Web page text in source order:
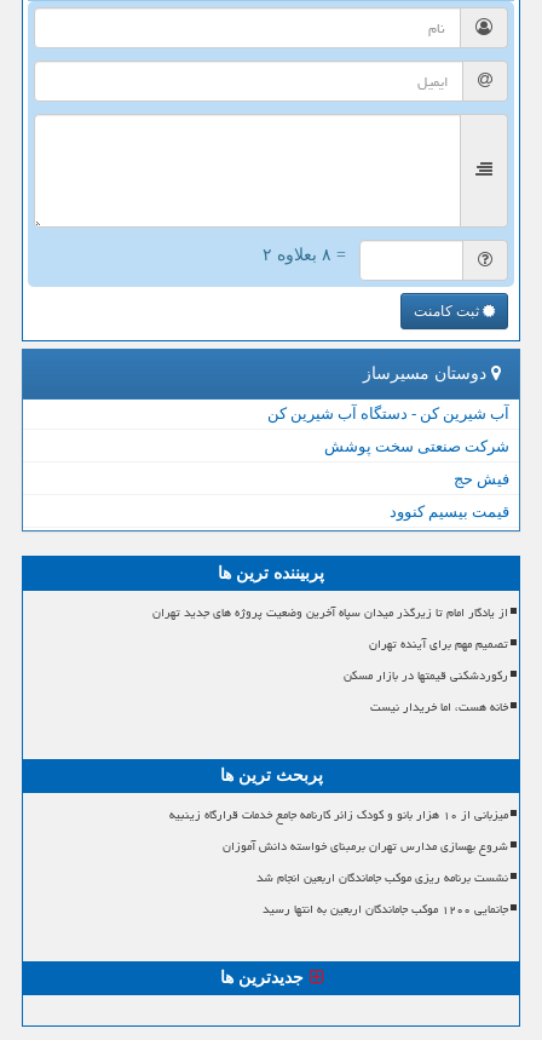
= ۸ بعلاوه ۲
ثبت کامنت
دوستان مسیرساز
آب شیرین کن - دستگاه آب شیرین کن
شرکت صنعتی سخت پوشش
فیش حج
قیمت بیسیم کنوود
پربیننده ترین ها
از یادگار امام تا زیرگذر میدان سپاه آخرین وضعیت پروژه های جدید تهران
تصمیم مهم برای آینده تهران
رکوردشکنی قیمتها در بازار مسکن
خانه هست، اما خریدار نیست
پربحث ترین ها
میزبانی از ۱۰ هزار بانو و کودک زائر کارنامه جامع خدمات قرارگاه زینبیه
شروع بهسازی مدارس تهران برمبنای خواسته دانش آموزان
نشست برنامه ریزی موکب جاماندگان اربعین انجام شد
جانمایی ۱۲۰۰ موکب جاماندگان اربعین به انتها رسید
جدیدترین ها